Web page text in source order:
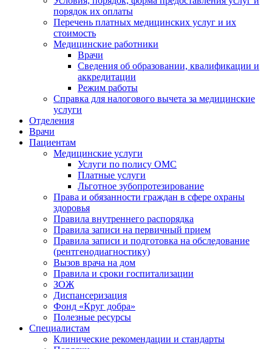
порядок их оплаты
Перечень платных медицинских услуг и их
стоимость
Медицинские работники
Врачи
Сведения об образовании, квалификации и
аккредитации
Режим работы
Справка для налогового вычета за медицинские
услуги
Отделения
Врачи
Пациентам
Медицинские услуги
Услуги по полису ОМС
Платные услуги
Льготное зубопротезирование
Права и обязанности граждан в сфере охраны
здоровья
Правила внутреннего распорядка
Правила записи на первичный прием
Правила записи и подготовка на обследование
(рентгенодиагностику)
Вызов врача на дом
Правила и сроки госпитализации
ЗОЖ
Диспансеризация
Фонд «Круг добра»
Полезные ресурсы
Специалистам
Клинические рекомендации и стандарты